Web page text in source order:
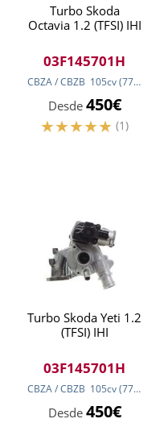
Turbo Skoda
Octavia 1.2 (TFSI) IHI
03F145701H
CBZA / CBZB 105cv(77kw
Desde 450€
(1)
Turbo Skoda Yeti 1.2
(TFSI) IHI
03F145701H
CBZA / CBZB 105cv(77kw
Desde 450€